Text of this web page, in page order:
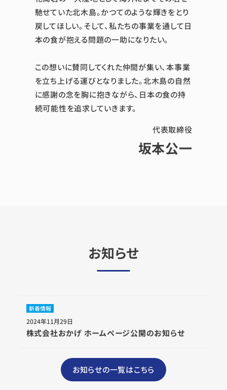
馳せていた北木島。かつてのような輝きをとり
戻してほしい。そして、私たちの事業を通して日
本の食が抱える問題の一助になりたい。
この想いに賛同してくれた仲間が集い、本事業
を立ち上げる運びとなりました。北木島の自然
に感謝の念を胸に抱きながら、日本の食の持
続可能性を追求していきます。
代表取締役
坂本公一
お知らせ
新着情報
2024年11月29日
株式会社おかげ ホームページ公開のお知らせ
お知らせの一覧はこちら